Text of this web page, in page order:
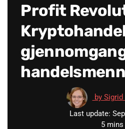
Profit
handelsmenn
by
Last update:
5 mins